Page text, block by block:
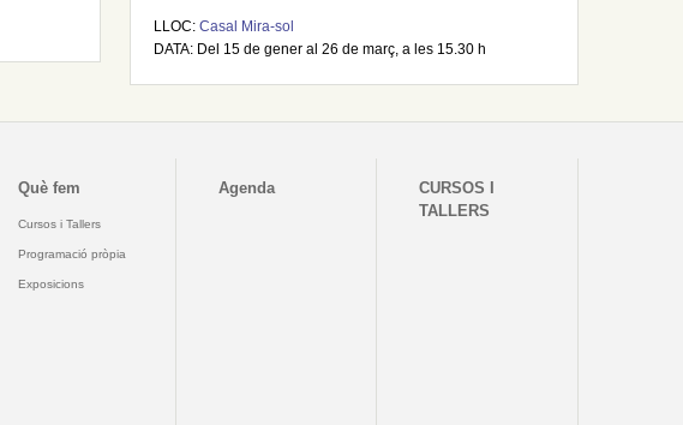
LLOC: Casal Mira-sol
DATA: Del 15 de gener al 26 de març, a les 15.30 h
Què fem
Cursos i Tallers
Programació pròpia
Exposicions
Agenda
CURSOS I
TALLERS